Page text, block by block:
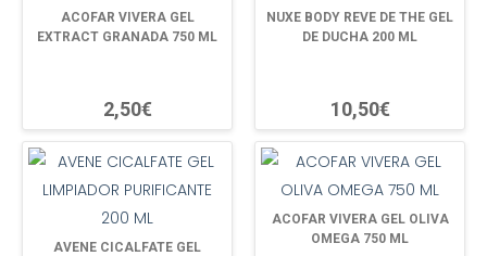
ACOFAR VIVERA GEL
EXTRACT GRANADA 750 ML
2,50€
NUXE BODY REVE DE THE GEL
DE DUCHA 200 ML
10,50€
AVENE CICALFATE GEL
ACOFAR VIVERA GEL OLIVA
OMEGA 750 ML